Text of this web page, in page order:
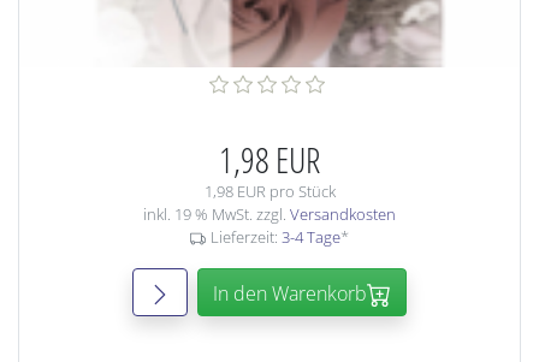
1,98 EUR
1,98 EUR pro Stück
inkl. 19 % MwSt. zzgl. Versandkosten
Lieferzeit: 3-4 Tage*
In den Warenkorb